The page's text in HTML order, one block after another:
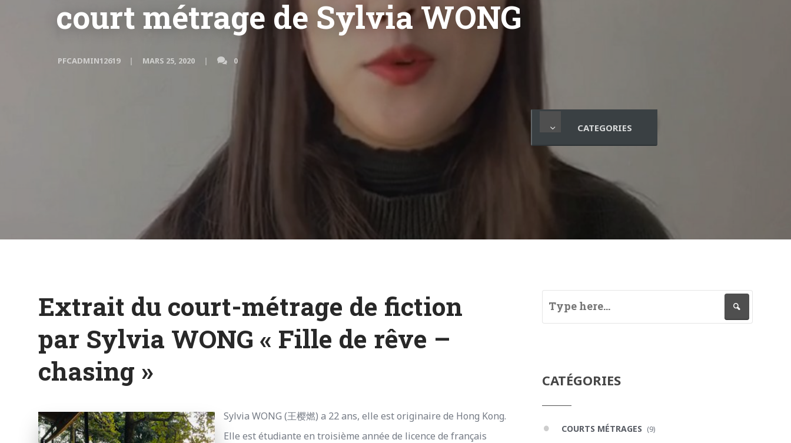
court métrage de Sylvia WONG
PFCADMIN12619 MARS 25, 2020 0
CATEGORIES
Extrait du court-métrage de fiction
par Sylvia WONG « Fille de rêve –
chasing »
Sylvia WONG (王樱燃) a 22 ans, elle est originaire de Hong Kong.
Elle est étudiante en troisième année de licence de français
CATÉGORIES
COURTS MÉTRAGES (9)